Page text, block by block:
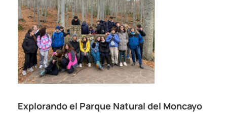
Explorando el Parque Natural del Moncayo